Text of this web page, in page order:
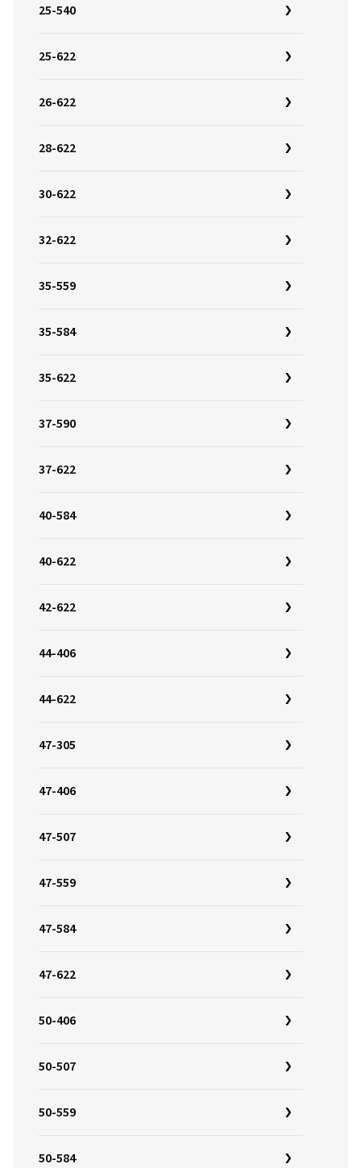
25-540
25-622
26-622
28-622
30-622
32-622
35-559
35-584
35-622
37-590
37-622
40-584
40-622
42-622
44-406
44-622
47-305
47-406
47-507
47-559
47-584
47-622
50-406
50-507
50-559
50-584